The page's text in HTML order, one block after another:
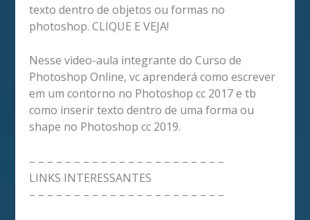
texto dentro de objetos ou formas no
photoshop. CLIQUE E VEJA!
Nesse video-aula integrante do Curso de
Photoshop Online, vc aprenderá como escrever
em um contorno no Photoshop cc 2017 e tb
como inserir texto dentro de uma forma ou
shape no Photoshop cc 2019.
– – – – – – – – – – – – – – – – – – – – – –
LINKS INTERESSANTES
– – – – – – – – – – – – – – – – – – – – – –